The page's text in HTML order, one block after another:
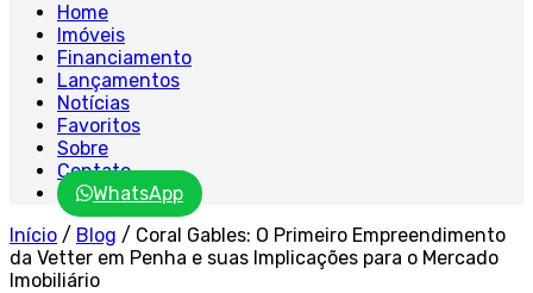
Home
Imóveis
Financiamento
Lançamentos
Notícias
Favoritos
Sobre
Contato
WhatsApp
Início / Blog / Coral Gables: O Primeiro Empreendimento
da Vetter em Penha e suas Implicações para o Mercado
Imobiliário